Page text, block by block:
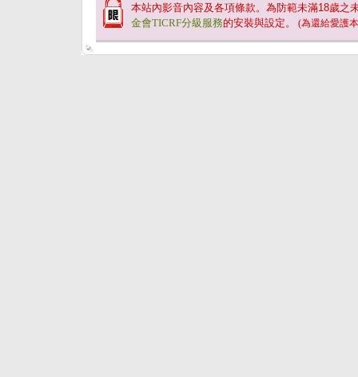
本站內影音內容及各項條款。為防範未滿18歲之
金會TICRF分級服務的安裝與設定。 (為還給愛護